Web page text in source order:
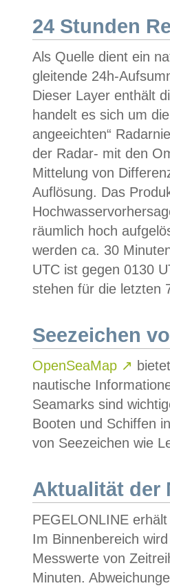
24 Stunden
Als Quelle dient ein
gleitende 24h-
Dieser Layer enthält
handelt es sich um
angeeichten“
der Radar- mit den
Mittelung von
Auflösung. Das
räumlich hoch
werden ca. 30
UTC ist gegen 0130
stehen für die letzten
Seezeichen
OpenSeaMap ↗
nautische
Seamarks sind
Booten und Schiffen
von Seezeichen wie
Aktualität der
PEGELONLINE
Im Binnenbereich
Messwerte von
Minuten.